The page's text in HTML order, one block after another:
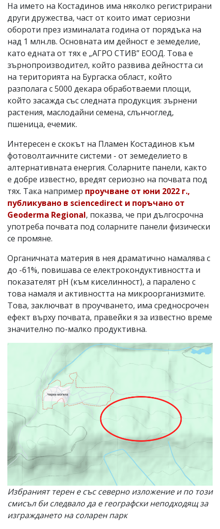
На името на Костадинов има няколко регистрирани
други дружества, част от които имат сериозни
обороти през изминалата година от порядъка на
над 1 млн.лв. Основната им дейност е земеделие,
като едната от тях е „АГРО СТИВ” ЕООД. Това е
зърнопроизводител, който развива дейността си
на територията на Бургаска област, който
разполага с 5000 декара обработваеми площи,
който засажда със следната продукция: зърнени
растения, маслодайни семена, слънчоглед,
пшеница, ечемик.
Интересен е скокът на Пламен Костадинов към
фотоволтаичните системи - от земеделието в
алтернативната енергия. Соларните панели, както
е добре известно, вредят сериозно на почвата под
тях. Така например проучване от юни 2022 г.,
публикувано в sciencedirect и поръчано от
Geoderma Regional, показва, че при дългосрочна
употреба почвата под соларните панели физически
се промяне.
Органичната материя в нея драматично намалява с
до -61%, повишава се електрокондуктивността и
показателят pH (към киселинност), а паралено с
това намаля и активността на микроорганизмите.
Това, заключват в проучването, има средносрочен
ефект върху почвата, правейки я за известно време
значително по-малко продуктивна.
Избраният терен е със северно изложение и по този
смисъл би следвало да е географски неподходящ за
изграждането на соларен парк